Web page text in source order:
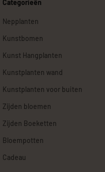
Categorieën
Nepplanten
Kunstbomen
Kunst Hangplanten
Kunstplanten wand
Kunstplanten voor buiten
Zijden bloemen
Zijden Boeketten
Bloempotten
Cadeau